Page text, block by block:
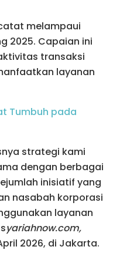
melampaui
2025. Capaian ini
transaksi
layanan
Tumbuh pada
strategi kami
dengan berbagai
inisiatif yang
nasabah korporasi
layanan
yariahnow.com,
2026, di Jakarta.